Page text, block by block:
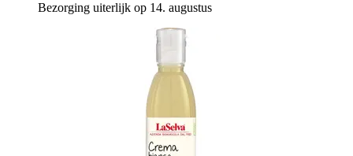
Bezorging uiterlijk op 14. augustus